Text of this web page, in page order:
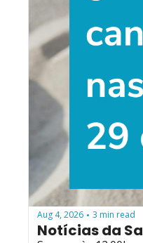
Aug 4, 2026 • 3 min read
Notícias da